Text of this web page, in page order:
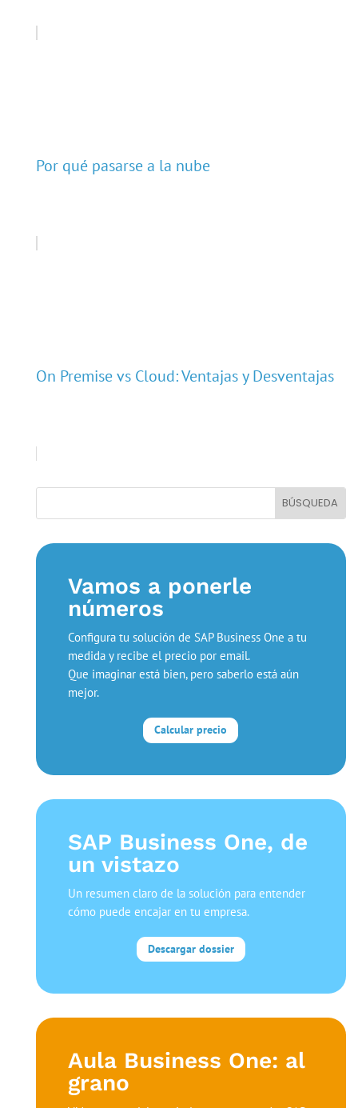
Por qué pasarse a la nube
On Premise vs Cloud: Ventajas y Desventajas
Vamos a ponerle
números
Configura tu solución de SAP Business One a tu
medida y recibe el precio por email.
Que imaginar está bien, pero saberlo está aún
mejor.
Calcular precio
SAP Business One, de
un vistazo
Un resumen claro de la solución para entender
cómo puede encajar en tu empresa.
Descargar dossier
Aula Business One: al
grano